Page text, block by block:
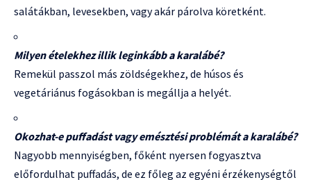
salátákban, levesekben, vagy akár párolva köretként.
Milyen ételekhez illik leginkább a karalábé?
Remekül passzol más zöldségekhez, de húsos és
vegetáriánus fogásokban is megállja a helyét.
Okozhat-e puffadást vagy emésztési problémát a karalábé?
Nagyobb mennyiségben, főként nyersen fogyasztva
előfordulhat puffadás, de ez főleg az egyéni érzékenységtől